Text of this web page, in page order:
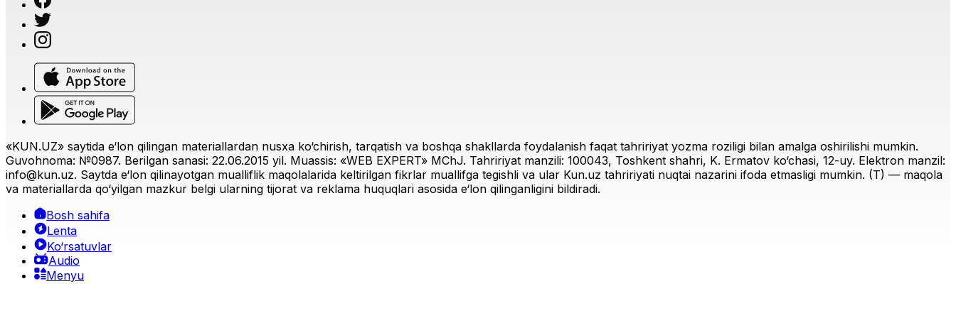
«KUN.UZ» saytida e‘lon qilingan materiallardan nusxa ko‘chirish, tarqatish va boshqa shakllarda foydalanish faqat tahririyat yozma roziligi bilan amalga oshirilishi mumkin.
Guvohnoma: №0987. Berilgan sanasi: 22.06.2015 yil. Muassis: «WEB EXPERT» MChJ. Tahririyat manzili: 100043, Toshkent shahri, K. Ermatov ko‘chasi, 12-uy. Elektron manzil:
info@kun.uz. Saytda e‘lon qilinayotgan mualliflik maqolalarida keltirilgan fikrlar muallifga tegishli va ular Kun.uz tahririyati nuqtai nazarini ifoda etmasligi mumkin. (T) — maqola
va materiallarda qo‘yilgan mazkur belgi ularning tijorat va reklama huquqlari asosida e‘lon qilinganligini bildiradi.
Bosh sahifa
Lenta
Ko‘rsatuvlar
Audio
Menyu